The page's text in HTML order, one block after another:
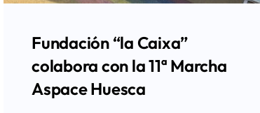
Fundación “la Caixa”
colabora con la 11ª Marcha
Aspace Huesca